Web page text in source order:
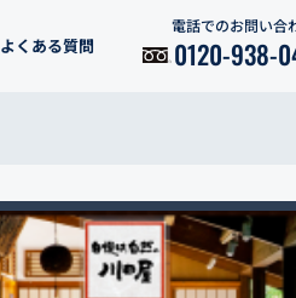
よくある質問
電話でのお問い合
0120-938-